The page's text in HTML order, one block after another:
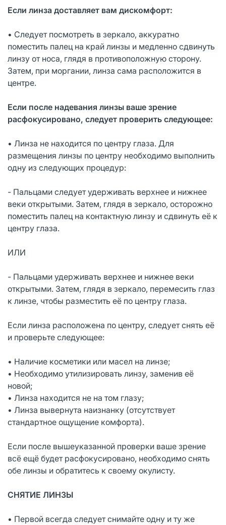
Если линза доставляет вам дискомфорт:
• Следует посмотреть в зеркало, аккуратно
поместить палец на край линзы и медленно сдвинуть
линзу от носа, глядя в противоположную сторону.
Затем, при моргании, линза сама расположится в
центре.
Если после надевания линзы ваше зрение
расфокусировано, следует проверить следующее:
• Линза не находится по центру глаза. Для
размещения линзы по центру необходимо выполнить
одну из следующих процедур:
- Пальцами следует удерживать верхнее и нижнее
веки открытыми. Затем, глядя в зеркало, осторожно
поместить палец на контактную линзу и сдвинуть её к
центру глаза.
ИЛИ
- Пальцами удерживать верхнее и нижнее веки
открытыми. Затем, глядя в зеркало, перемесить глаз
к линзе, чтобы разместить её по центру глаза.
Если линза расположена по центру, следует снять её
и проверьте следующее:
• Наличие косметики или масел на линзе;
• Необходимо утилизировать линзу, заменив её
новой;
• Линза находится не на том глазу;
• Линза вывернута наизнанку (отсутствует
стандартное ощущение комфорта).
Если после вышеуказанной проверки ваше зрение
всё ещё будет расфокусировано, необходимо снять
обе линзы и обратитесь к своему окулисту.
СНЯТИЕ ЛИНЗЫ
• Первой всегда следует снимайте одну и ту же